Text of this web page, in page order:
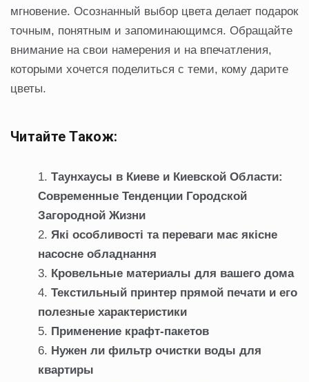
мгновение. Осознанный выбор цвета делает подарок
точным, понятным и запоминающимся. Обращайте
внимание на свои намерения и на впечатления,
которыми хочется поделиться с теми, кому дарите
цветы.
Читайте Також:
Таунхаусы в Киеве и Киевской Области:
Современные Тенденции Городской
Загородной Жизни
Які особливості та переваги має якісне
насосне обладнання
Кровельные материалы для вашего дома
Текстильный принтер прямой печати и его
полезные характеристики
Применение крафт-пакетов
Нужен ли фильтр очистки воды для
квартиры